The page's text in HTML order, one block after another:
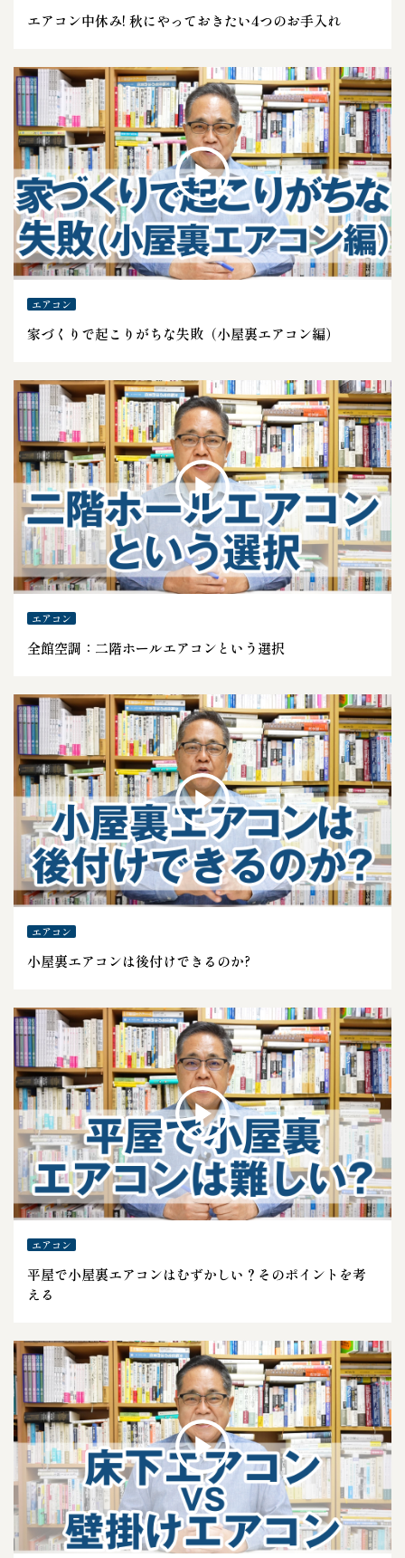
エアコン中休み! 秋にやっておきたい4つのお手入れ
エアコン
家づくりで起こりがちな失敗（小屋裏エアコン編）
エアコン
全館空調：二階ホールエアコンという選択
エアコン
小屋裏エアコンは後付けできるのか?
エアコン
平屋で小屋裏エアコンはむずかしい？そのポイントを考
える